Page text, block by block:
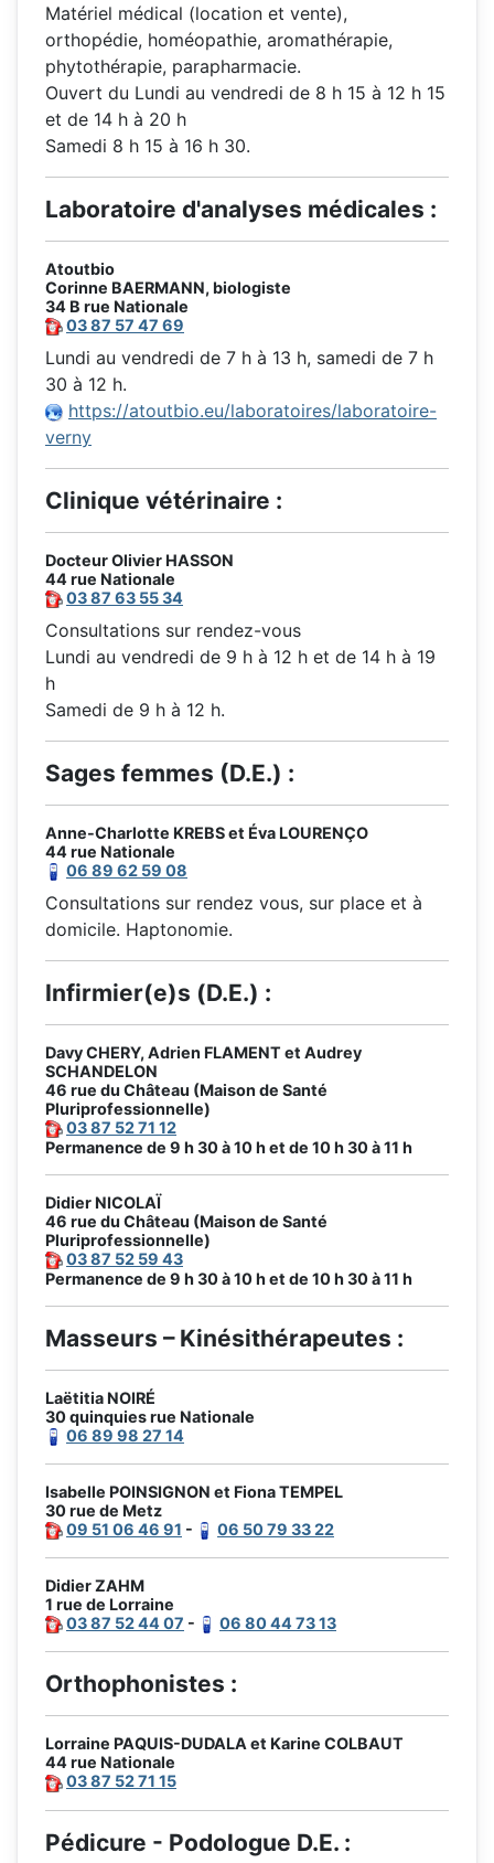
Matériel médical (location et vente),
orthopédie, homéopathie, aromathérapie,
phytothérapie, parapharmacie.
Ouvert du Lundi au vendredi de 8 h 15 à 12 h 15
et de 14 h à 20 h
Samedi 8 h 15 à 16 h 30.
Laboratoire d'analyses médicales :
Atoutbio
Corinne BAERMANN, biologiste
34 B rue Nationale
03 87 57 47 69
Lundi au vendredi de 7 h à 13 h, samedi de 7 h
30 à 12 h.
https://atoutbio.eu/laboratoires/laboratoire-
verny
Clinique vétérinaire :
Docteur Olivier HASSON
44 rue Nationale
03 87 63 55 34
Consultations sur rendez-vous
Lundi au vendredi de 9 h à 12 h et de 14 h à 19
h
Samedi de 9 h à 12 h.
Sages femmes (D.E.) :
Anne-Charlotte KREBS et Éva LOURENÇO
44 rue Nationale
06 89 62 59 08
Consultations sur rendez vous, sur place et à
domicile. Haptonomie.
Infirmier(e)s (D.E.) :
Davy CHERY, Adrien FLAMENT et Audrey
SCHANDELON
46 rue du Château (Maison de Santé
Pluriprofessionnelle)
03 87 52 71 12
Permanence de 9 h 30 à 10 h et de 10 h 30 à 11 h
Didier NICOLAÏ
46 rue du Château (Maison de Santé
Pluriprofessionnelle)
03 87 52 59 43
Permanence de 9 h 30 à 10 h et de 10 h 30 à 11 h
Masseurs – Kinésithérapeutes :
Laëtitia NOIRÉ
30 quinquies rue Nationale
06 89 98 27 14
Isabelle POINSIGNON et Fiona TEMPEL
30 rue de Metz
09 51 06 46 91 - 06 50 79 33 22
Didier ZAHM
1 rue de Lorraine
03 87 52 44 07 - 06 80 44 73 13
Orthophonistes :
Lorraine PAQUIS-DUDALA et Karine COLBAUT
44 rue Nationale
03 87 52 71 15
Pédicure - Podologue D.E. :